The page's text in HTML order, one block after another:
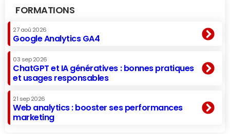
FORMATIONS
27 aoû 2026
Google Analytics GA4
03 sep 2026
ChatGPT et IA génératives : bonnes pratiques
et usages responsables
21 sep 2026
Web analytics : booster ses performances
marketing